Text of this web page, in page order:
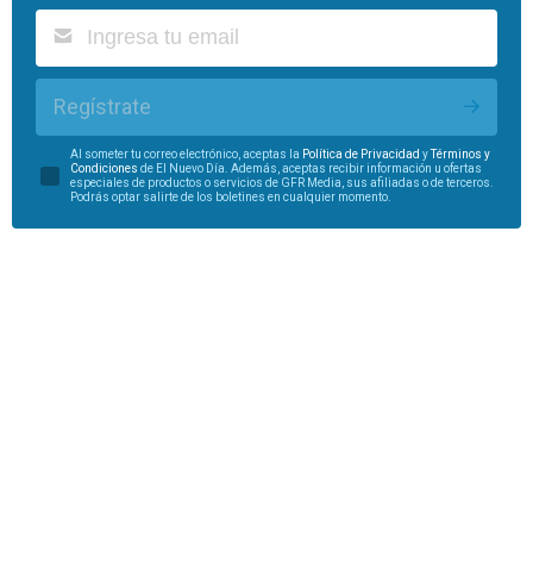
Regístrate
Al someter tu correo electrónico, aceptas la Política de Privacidad yTérminos y
Condiciones de El Nuevo Día. Además, aceptas recibir información u ofertas
especiales de productos o servicios de GFR Media, sus afiliadas o de terceros.
Podrás optar salirte de los boletines en cualquier momento.